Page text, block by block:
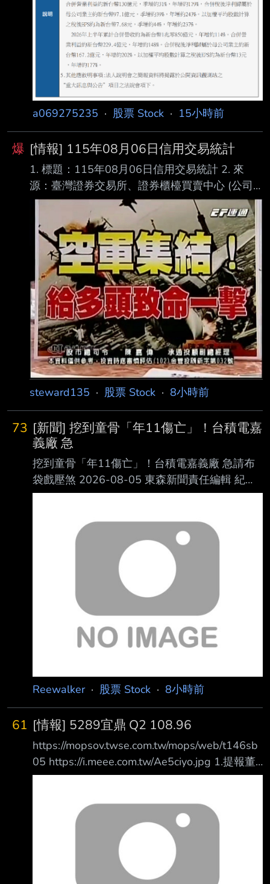
a069275235 · 股票 Stock · 15小時前
爆 [情報] 115年08月06日信用交易統計
1. 標題：115年08月06日信用交易統計 2. 來
源：臺灣證券交易所、證券櫃檯買賣中心 (公司
名、網站名) 3. 網址：https://reurl.cc/E2xlzv
https://reurl.cc/V3AOXA (請善用縮網址工具) 4.
內文： 115年08月06日信用交易統計 項目 買進
賣出 現金(券)償還 前日餘額 今日餘額 融資(交易
單位) 361,806 300,476 4,257 8,901,189
8,958,262 融券(交易單位) 28,775 25,282
1,813 197
steward135 · 股票 Stock · 8小時前
73 [新聞] 挖到童骨「年11傷亡」！台積電嘉
義廠 急
挖到童骨「年11傷亡」！台積電嘉義廠 急請布
袋戲壓煞 2026-08-05 東森新聞責任編輯 紀心
賢 台積電嘉義廠施工期間，工安事故頻傳。
區的先進封裝廠，在施工期間因為工安事故頻
傳，至今已累計造成 2人死亡、5人重傷、4人輕
傷，加上工地過去曾挖掘出史前人骨遺骸，外界
因此出現不少 民俗傳聞。適逢關聖帝君聖誕，
廠區於6日下午1時邀請布袋戲團進場演出，祈求
施工平安 順利。對此，民俗專家廖大乙表示，
工地搭棚演戲除了替神明祝壽，也有安撫地方無
形眾 生的民俗意涵。 曾挖出45
Reewalker· 股票 Stock · 8小時前
61 [情報] 5289宜鼎 Q2 108.96
https://mopsov.twse.com.tw/mops/web/t146sb
05 https://i.meee.com.tw/Ae5ciyo.jpg 1.提報董
事會或經董事會決議日期:115/08/06 2.審計委員
務資訊報導期間 起訖日期
(XXX/XX/XX~XXX/XX/XX):115/01/01~115/06/
30 4.1月1日累計至本期止營業收入(仟
元):35,626,019 5.1月1日累計至本期止營業毛利
(毛損) (仟元):22,